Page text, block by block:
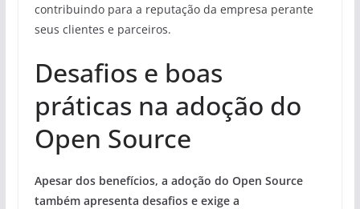
contribuindo para a reputação da empresa perante
seus clientes e parceiros.
Desafios e boas
práticas na adoção do
Open Source
Apesar dos benefícios, a adoção do Open Source
também apresenta desafios e exige a